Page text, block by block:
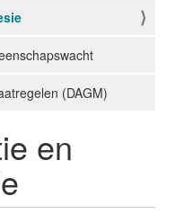
(DAGM)
en